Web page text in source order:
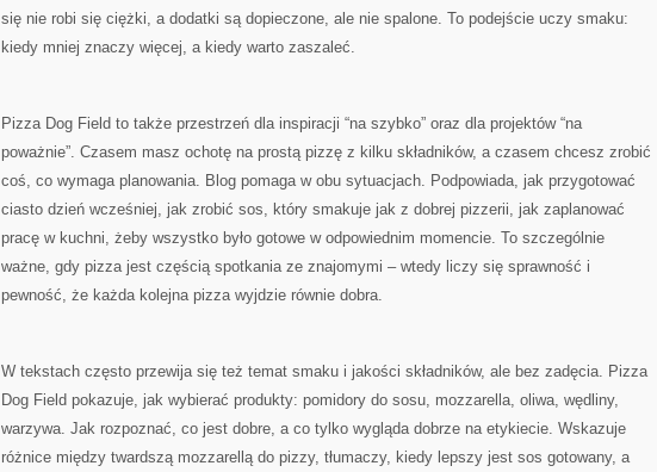
się nie robi się ciężki, a dodatki są dopieczone, ale nie spalone. To podejście uczy smaku:
kiedy mniej znaczy więcej, a kiedy warto zaszaleć.
Pizza Dog Field to także przestrzeń dla inspiracji “na szybko” oraz dla projektów “na
poważnie”. Czasem masz ochotę na prostą pizzę z kilku składników, a czasem chcesz zrobić
coś, co wymaga planowania. Blog pomaga w obu sytuacjach. Podpowiada, jak przygotować
ciasto dzień wcześniej, jak zrobić sos, który smakuje jak z dobrej pizzerii, jak zaplanować
pracę w kuchni, żeby wszystko było gotowe w odpowiednim momencie. To szczególnie
ważne, gdy pizza jest częścią spotkania ze znajomymi – wtedy liczy się sprawność i
pewność, że każda kolejna pizza wyjdzie równie dobra.
W tekstach często przewija się też temat smaku i jakości składników, ale bez zadęcia. Pizza
Dog Field pokazuje, jak wybierać produkty: pomidory do sosu, mozzarella, oliwa, wędliny,
warzywa. Jak rozpoznać, co jest dobre, a co tylko wygląda dobrze na etykiecie. Wskazuje
różnice między twardszą mozzarellą do pizzy, tłumaczy, kiedy lepszy jest sos gotowany, a